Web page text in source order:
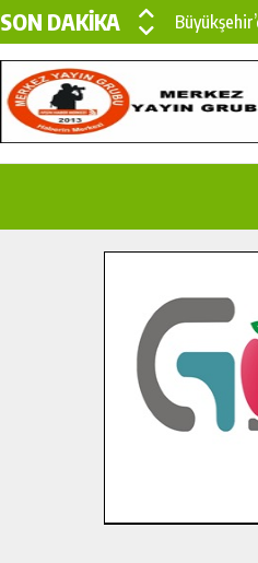
SON DAKİKA
Çin’den
İlçe
Bertiz’in